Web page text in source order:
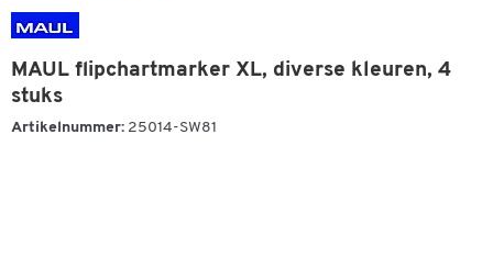
MAUL flipchartmarker XL, diverse kleuren, 4
stuks
Artikelnummer: 25014-SW81